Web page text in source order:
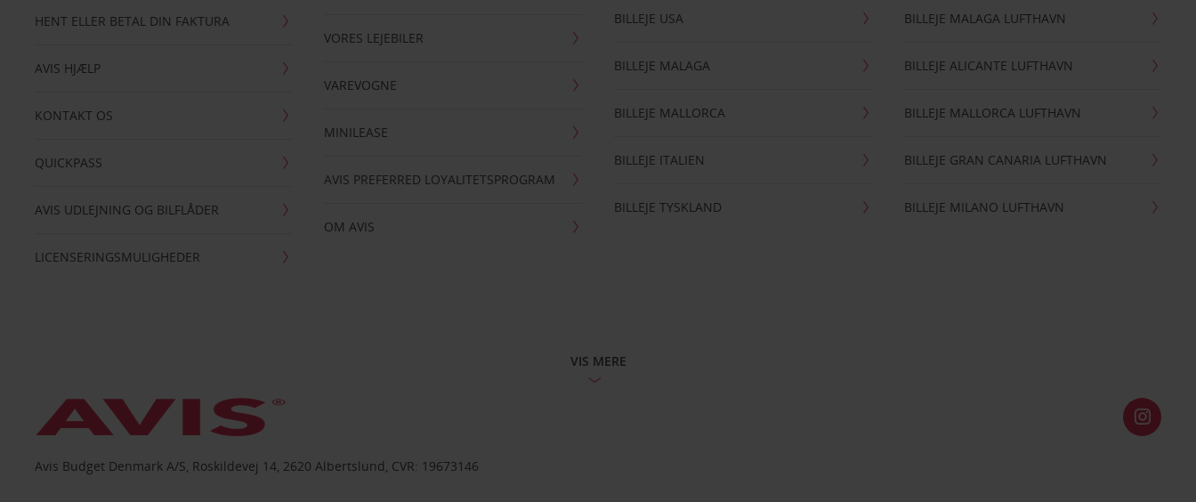
HENT ELLER BETAL DIN FAKTURA
AVIS HJÆLP
KONTAKT OS
QUICKPASS
AVIS UDLEJNING OG BILFLÅDER
LICENSERINGSMULIGHEDER
VORES LEJEBILER
VAREVOGNE
MINILEASE
AVIS PREFERRED LOYALITETSPROGRAM
OM AVIS
BILLEJE USA
BILLEJE MALAGA
BILLEJE MALLORCA
BILLEJE ITALIEN
BILLEJE TYSKLAND
BILLEJE MALAGA LUFTHAVN
BILLEJE ALICANTE LUFTHAVN
BILLEJE MALLORCA LUFTHAVN
BILLEJE GRAN CANARIA LUFTHAVN
BILLEJE MILANO LUFTHAVN
VIS MERE
Avis Budget Denmark A/S, Roskildevej 14, 2620 Albertslund, CVR: 19673146